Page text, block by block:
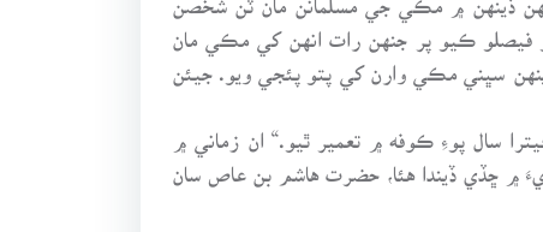
ڪيو پر جنهن رات انهن کي مڪي مان
سڀني مڪي وارن کي پتو پئجي ويو. جيئن
سال پوءِ ڪوفه ۾ تعمير ٿيو.“ ان زماني ۾
۾ ڇڏي ڏيندا هئا، حضرت هاشم بن عاص سان